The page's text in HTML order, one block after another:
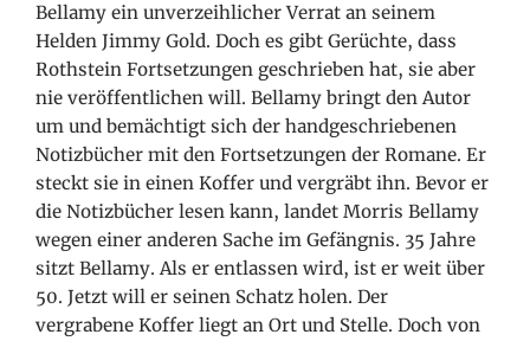
Bellamy ein unverzeihlicher Verrat an seinem
Helden Jimmy Gold. Doch es gibt Gerüchte, dass
Rothstein Fortsetzungen geschrieben hat, sie aber
nie veröffentlichen will. Bellamy bringt den Autor
um und bemächtigt sich der handgeschriebenen
Notizbücher mit den Fortsetzungen der Romane. Er
steckt sie in einen Koffer und vergräbt ihn. Bevor er
die Notizbücher lesen kann, landet Morris Bellamy
wegen einer anderen Sache im Gefängnis. 35 Jahre
sitzt Bellamy. Als er entlassen wird, ist er weit über
50. Jetzt will er seinen Schatz holen. Der
vergrabene Koffer liegt an Ort und Stelle. Doch von